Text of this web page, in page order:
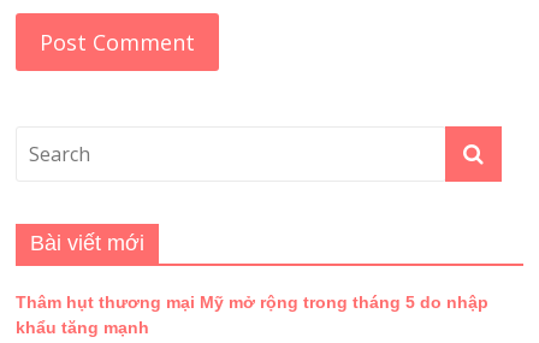
Bài viết mới
Thâm hụt thương mại Mỹ mở rộng trong tháng 5 do nhập
khẩu tăng mạnh